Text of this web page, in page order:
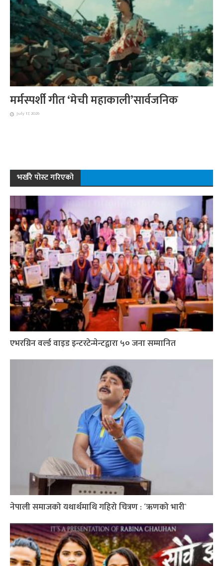
मर्मस्पर्शी गीत ‘मेची महाकाली’सार्वजनिक
July 17, 2026
भर्खरै पोस्ट गरिएको
एभरग्रिन वर्ल्ड वाइड इन्टरटेन्मेन्टद्वारा ५० जना सम्मानित
नेपाली समाजको यथार्थमाथि गहिरो चित्रण : ´ऋणको भारी`